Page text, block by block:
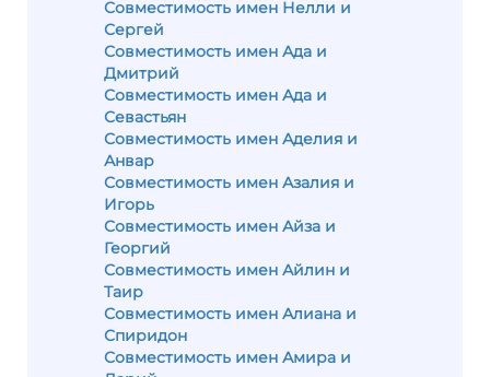
Совместимость имен Нелли и
Сергей
Совместимость имен Ада и
Дмитрий
Совместимость имен Ада и
Севастьян
Совместимость имен Аделия и
Анвар
Совместимость имен Азалия и
Игорь
Совместимость имен Айза и
Георгий
Совместимость имен Айлин и
Таир
Совместимость имен Алиана и
Спиридон
Совместимость имен Амира и